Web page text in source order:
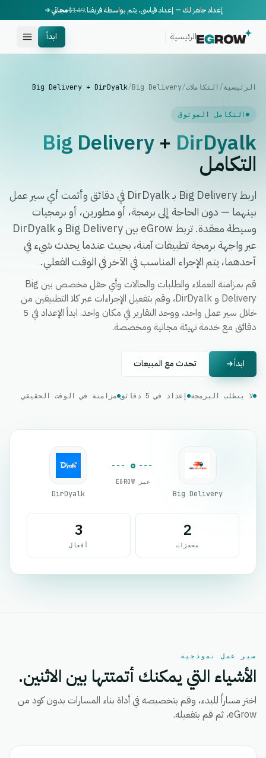
إعداد جاهز لك — إعداد قياسي، يتم بواسطة فريقنا.$149مجاني
الرئيسية ابدأ
الرئيسية/ التكاملات/
Big Delivery
/
Big Delivery + DirDyalk
التكامل الموثوق
Big Delivery+ DirDyalk
التكامل
اربط Big Delivery بـ DirDyalk في دقائق وأتمت أي سير عمل
بينهما — دون الحاجة إلى برمجة، أو مطورين، أو برمجيات
وسيطة معقدة. تربط eGrow بين Big Delivery و DirDyalk
عبر واجهة برمجة تطبيقات آمنة، بحيث عندما يحدث شيء في
أحدهما، يتم الإجراء المناسب في الآخر في الوقت الفعلي.
قم بمزامنة العملاء والطلبات والحالات وأي حقل مخصص بين Big
Delivery و DirDyalk، وقم بتفعيل الإجراءات عبر كلا التطبيقين من
خلال سير عمل واحد، ووحد التقارير في مكان واحد. ابدأ الإعداد في 5
دقائق مع خدمة تهيئة مجانية ومخصصة.
ابدأ تحدث مع المبيعات
لا يتطلب البرمجة إعداد في 5 دقائق مزامنة في الوقت الحقيقي
Big Delivery
عبر EGROW
DirDyalk
2
محفزات
3
أفعال
سير عمل نموذجية
الأشياء التي يمكنك أتمتتها بين الاثنين.
اختر مساراً للبدء، وقم بتخصيصه في أداة بناء المسارات بدون كود من
eGrow، ثم قم بتفعيله.